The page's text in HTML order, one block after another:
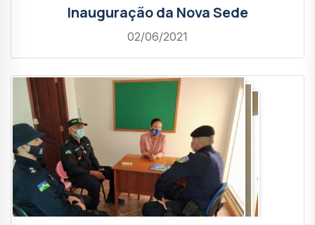
Inauguração da Nova Sede
02/06/2021